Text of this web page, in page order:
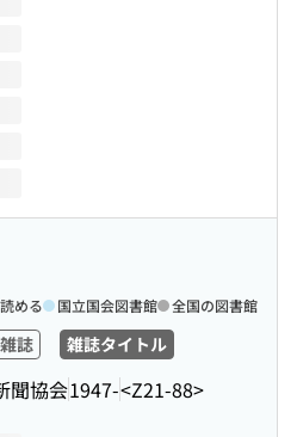
雑誌 雑誌タイトル
聞協会1947-<Z21-88>
める 国立国会図書館 全国の図書館